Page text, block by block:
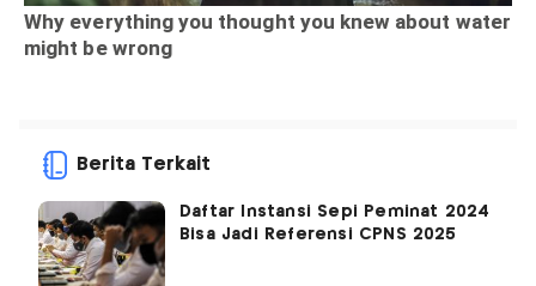
Berita Terkait
Daftar Instansi Sepi Peminat 2024
Bisa Jadi Referensi CPNS 2025